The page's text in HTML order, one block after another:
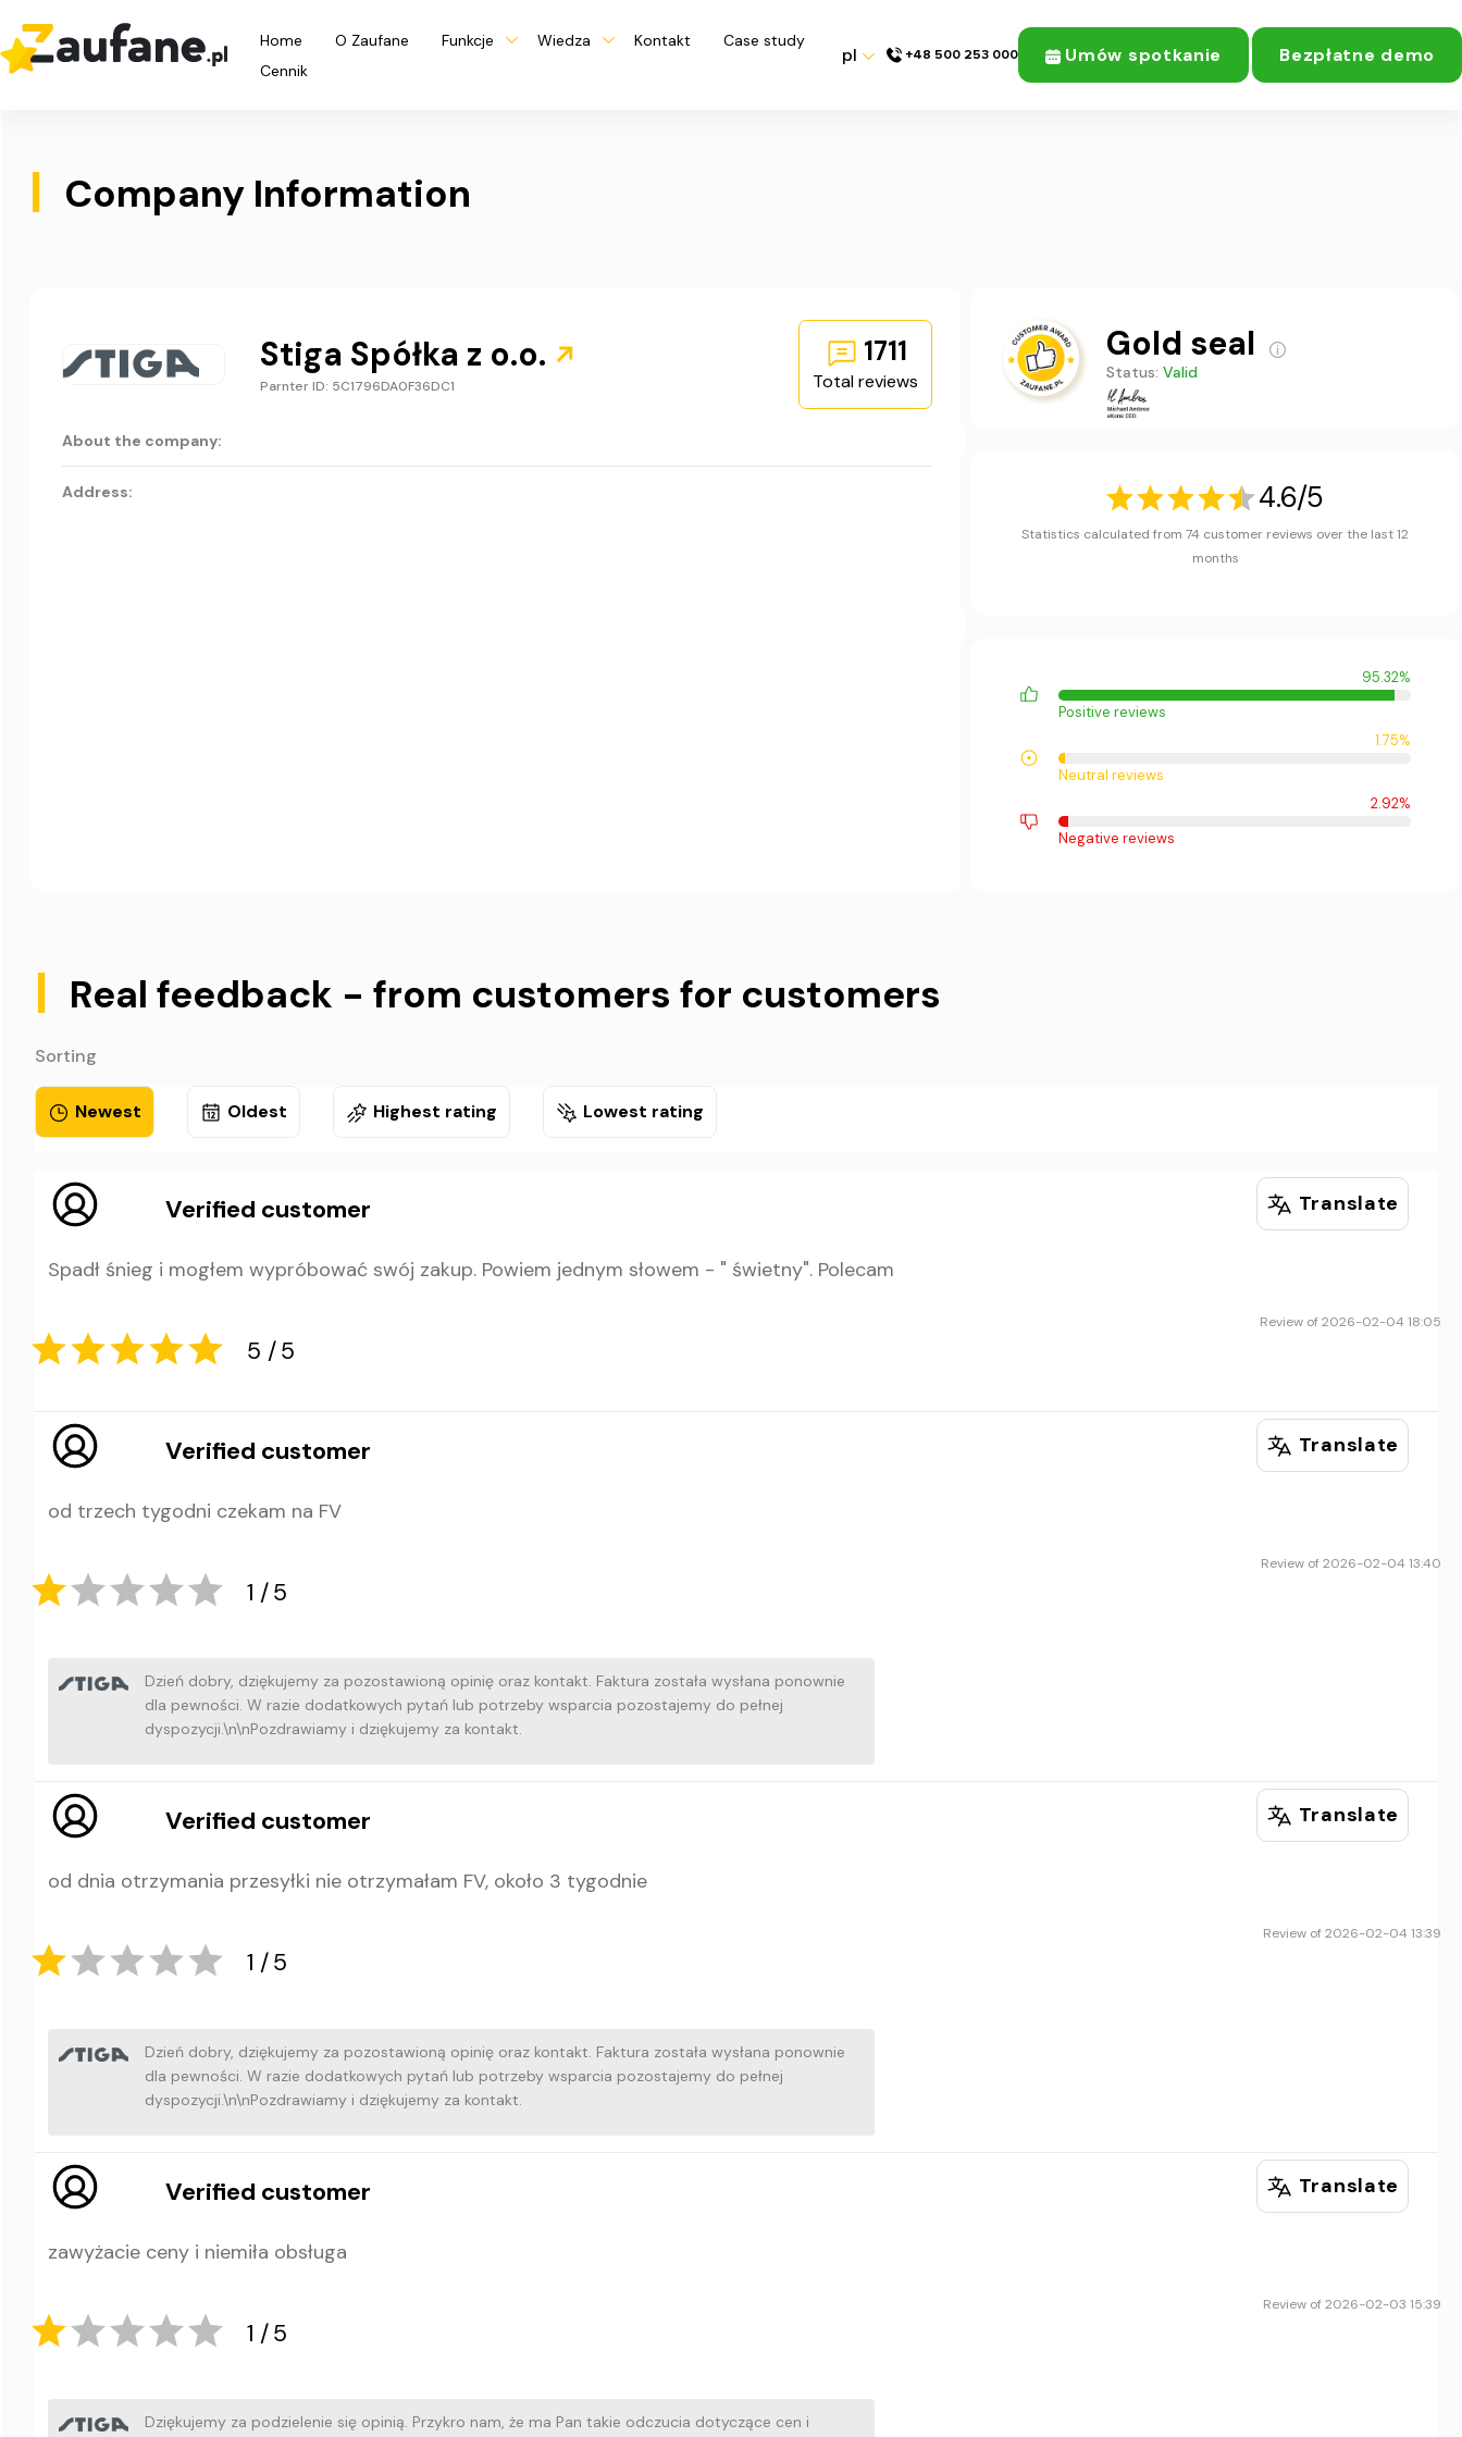
Home O Zaufane Funkcje Wiedza Kontakt
Case study
Cennik
pl +48 500 253 000 Umów spotkanie Bezpłatne demo
| Company Information
Stiga Spółka z o.o.
Parnter ID: 5C1796DA0F36DC1
1711
Total reviews
About the company:
Address:
Gold seal
Status: Valid
4.6/5
Statistics calculated from 74 customer reviews over the last 12
months
95.32%
Positive reviews
1.75%
Neutral reviews
2.92%
Negative reviews
| Real feedback - from customers for customers
Sorting
Newest Oldest Highest rating Lowest rating
Verified customer Translate
Spadł śnieg i mogłem wypróbować swój zakup. Powiem jednym słowem - " świetny". Polecam
5 5
Review of 2026-02-04 18:05
Verified customer Translate
od trzech tygodni czekam na FV
Review of 2026-02-04 13:40
Dzień dobry, dziękujemy za pozostawioną opinię oraz kontakt. Faktura została wysłana ponownie
dla pewności. W razie dodatkowych pytań lub potrzeby wsparcia pozostajemy do pełnej
dyspozycji.\n\nPozdrawiamy i dziękujemy za kontakt.
Verified customer Translate
od dnia otrzymania przesyłki nie otrzymałam FV, około 3 tygodnie
1 5
Review of 2026-02-04 13:39
Dzień dobry, dziękujemy za pozostawioną opinię oraz kontakt. Faktura została wysłana ponownie
dla pewności. W razie dodatkowych pytań lub potrzeby wsparcia pozostajemy do pełnej
dyspozycji.\n\nPozdrawiamy i dziękujemy za kontakt.
Verified customer Translate
zawyżacie ceny i niemiła obsługa
Review of 2026-02-03 15:39
Dziękujemy za podzielenie się opinią. Przykro nam, że ma Pan takie odczucia dotyczące cen i